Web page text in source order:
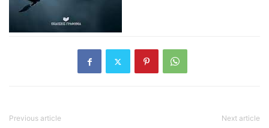
Previous article Next article